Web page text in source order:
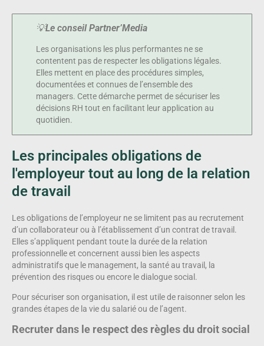
💡Le conseil Partner’Media
Les organisations les plus performantes ne se
contentent pas de respecter les obligations légales.
Elles mettent en place des procédures simples,
documentées et connues de l’ensemble des
managers. Cette démarche permet de sécuriser les
décisions RH tout en facilitant leur application au
quotidien.
Les principales obligations de
l'employeur tout au long de la relation
de travail
Les obligations de l’employeur ne se limitent pas au recrutement
d’un collaborateur ou à l’établissement d’un contrat de travail.
Elles s’appliquent pendant toute la durée de la relation
professionnelle et concernent aussi bien les aspects
administratifs que le management, la santé au travail, la
prévention des risques ou encore le dialogue social.
Pour sécuriser son organisation, il est utile de raisonner selon les
grandes étapes de la vie du salarié ou de l’agent.
Recruter dans le respect des règles du droit social